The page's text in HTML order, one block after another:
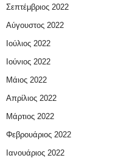
Σεπτέμβριος 2022
Αύγουστος 2022
Ιούλιος 2022
Ιούνιος 2022
Μάιος 2022
Απρίλιος 2022
Μάρτιος 2022
Φεβρουάριος 2022
Ιανουάριος 2022